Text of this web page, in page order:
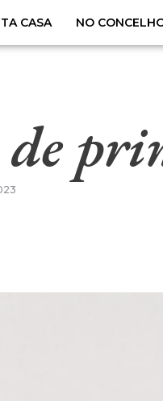
CASA NO
de